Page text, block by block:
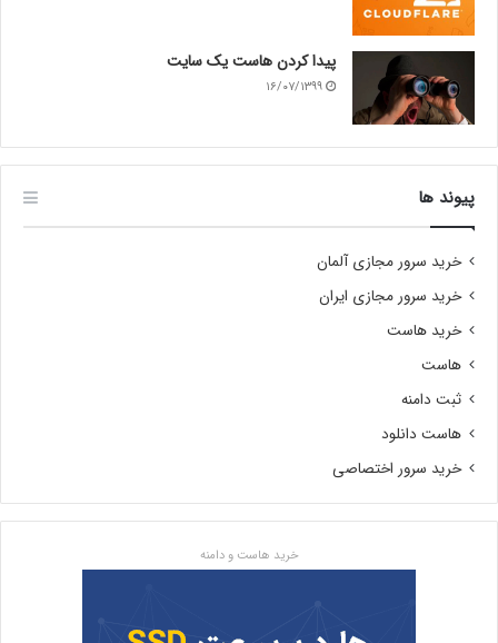
پیدا کردن هاست یک سایت
۱۶/۰۷/۱۳۹۹
پیوند ها
خرید سرور مجازی آلمان
خرید سرور مجازی ایران
خرید هاست
هاست
ثبت دامنه
هاست دانلود
خرید سرور اختصاصی
خرید هاست و دامنه